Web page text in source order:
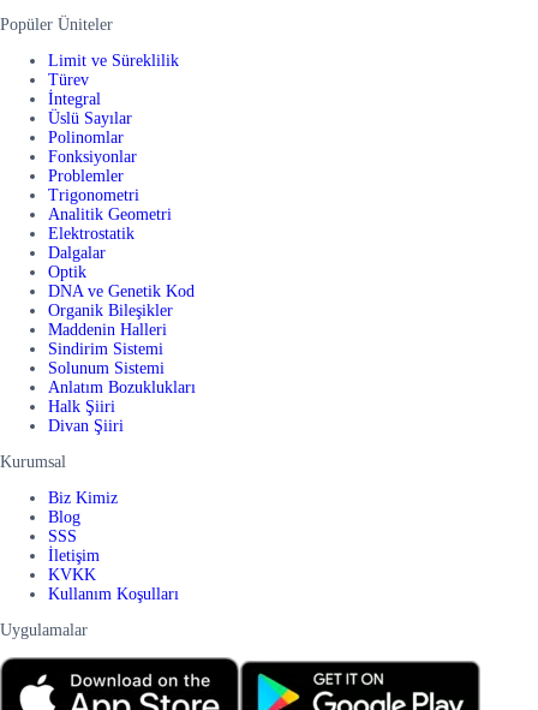
Popüler Üniteler
Limit ve Süreklilik
Türev
İntegral
Üslü Sayılar
Polinomlar
Fonksiyonlar
Problemler
Trigonometri
Analitik Geometri
Elektrostatik
Dalgalar
Optik
DNA ve Genetik Kod
Organik Bileşikler
Maddenin Halleri
Sindirim Sistemi
Solunum Sistemi
Anlatım Bozuklukları
Halk Şiiri
Divan Şiiri
Kurumsal
Biz Kimiz
Blog
SSS
İletişim
KVKK
Kullanım Koşulları
Uygulamalar